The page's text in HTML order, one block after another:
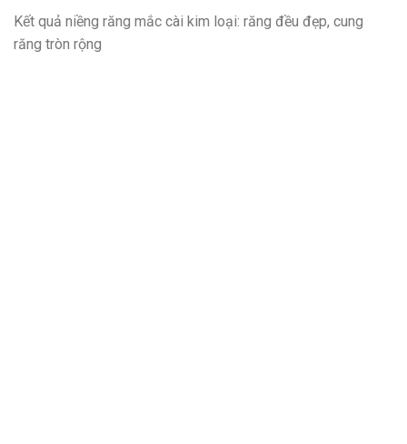
Kết quả niềng răng mắc cài kim loại: răng đều đẹp, cung
răng tròn rộng